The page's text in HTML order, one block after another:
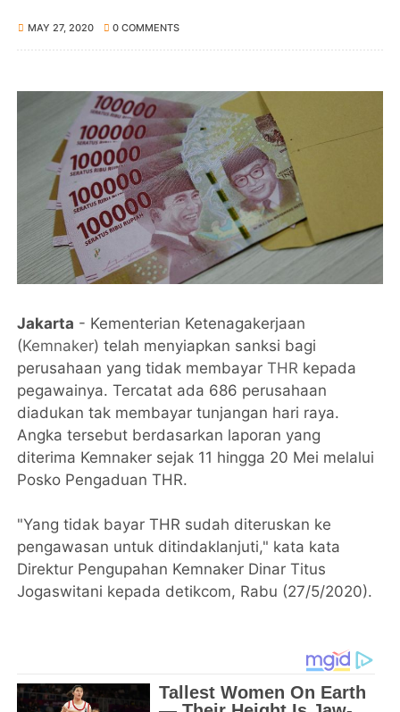
MAY 27, 2020 0 COMMENTS
Jakarta - Kementerian Ketenagakerjaan
(Kemnaker) telah menyiapkan sanksi bagi
perusahaan yang tidak membayarTHR kepada
pegawainya. Tercatat ada 686 perusahaan
diadukan tak membayar tunjangan hari raya.
Angka tersebut berdasarkan laporan yang
diterima Kemnaker sejak 11 hingga 20 Mei melalui
Posko Pengaduan THR.
"Yang tidak bayar THR sudah diteruskan ke
pengawasan untuk ditindaklanjuti," kata kata
Direktur Pengupahan Kemnaker Dinar Titus
Jogaswitani kepada detikcom, Rabu (27/5/2020).